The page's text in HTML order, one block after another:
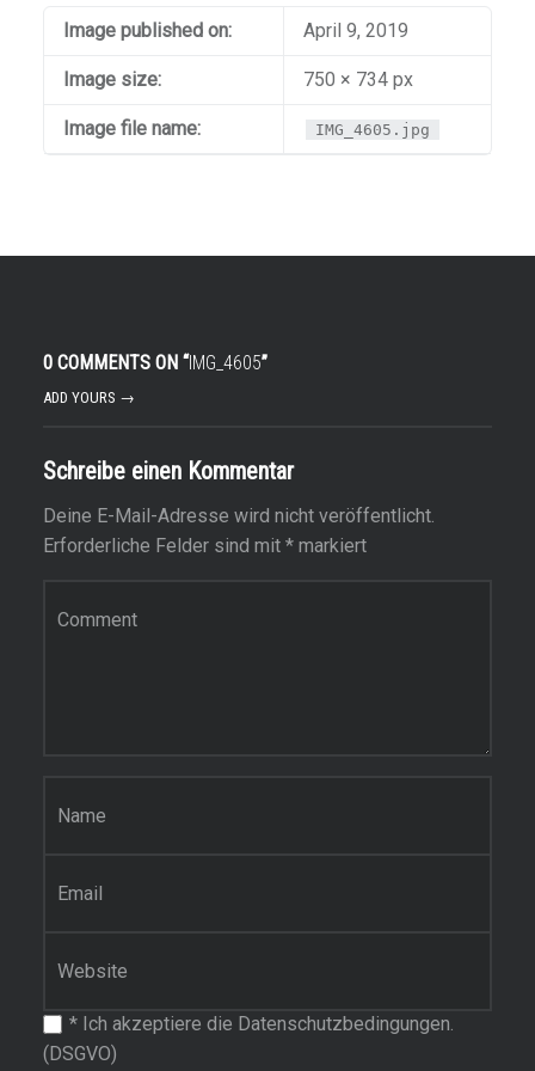
Image published on: April 9, 2019
Image size: 750 × 734 px
Image file name: IMG_4605.jpg
0 COMMENTS ON “IMG_4605”
ADD YOURS →
Schreibe einen Kommentar
Deine E-Mail-Adresse wird nicht veröffentlicht.
Erforderliche Felder sind mit *markiert
*Ich akzeptiere die Datenschutzbedingungen.
(DSGVO)